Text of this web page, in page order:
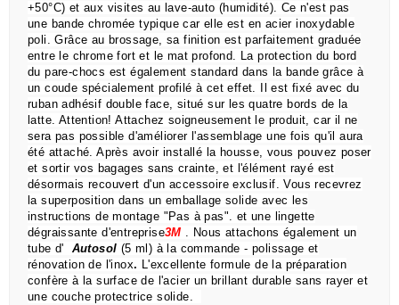
+50°C) et aux visites au lave-auto (humidité). Ce n'est pas
une bande chromée typique car elle est en acier inoxydable
poli.Grâce au brossage, sa finition est parfaitement graduée
entre le chrome fort et le mat profond. La protection du bord
du pare-chocs est également standard dans la bande grâce à
un coude spécialement profilé à cet effet.
Il est fixé avec du
ruban adhésif double face, situé sur les quatre bords de la
latte. Attention!Attachez soigneusement le produit, car il ne
sera pas possible d'améliorer l'assemblage une fois qu'il aura
été attaché.Après avoir installé la housse, vous pouvez poser
et sortir vos bagages sans crainte,et l'élément rayé est
désormais recouvert d'un accessoire exclusif.Vous recevrez
la superposition dans un emballage solide avec les
instructions de montage "Pas à pas". et une lingette
dégraissante d'entreprise3M . Nous attachons également un
tube d'
Autosol (5 ml) à la commande - polissage et
rénovation de l'inox. L'excellente formule de la préparation
confère à la surface de l'acier un brillant durable sans rayer et
une couche protectrice solide.